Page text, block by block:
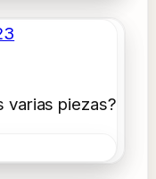
varias piezas?